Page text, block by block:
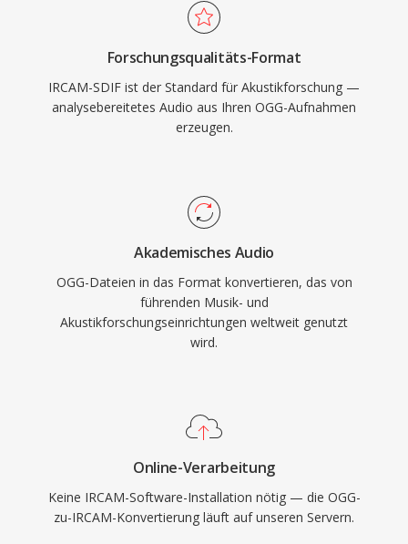
Forschungsqualitäts-Format
IRCAM-SDIF ist der Standard für Akustikforschung —
analysebereitetes Audio aus Ihren OGG-Aufnahmen
erzeugen.
Akademisches Audio
OGG-Dateien in das Format konvertieren, das von
führenden Musik- und
Akustikforschungseinrichtungen weltweit genutzt
wird.
Online-Verarbeitung
Keine IRCAM-Software-Installation nötig — die OGG-
zu-IRCAM-Konvertierung läuft auf unseren Servern.